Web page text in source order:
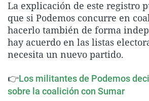
La explicación de este registro
que si Podemos concurre en
hacerlo también de forma
hay acuerdo en las listas
necesita un nuevo partido.
👉Los militantes de Podemos
sobre la coalición con Sumar